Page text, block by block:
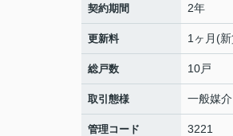
契約期間 2年
更新料 1ヶ月(
総戸数 10戸
取引態様 一般媒介
管理コード 3221